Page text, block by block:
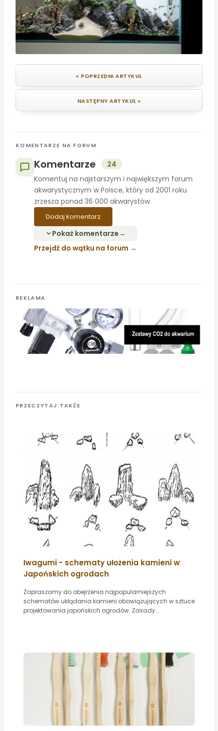
« POPRZEDNI ARTYKUŁ
NASTĘPNY ARTYKUŁ »
KOMENTARZE NA FORUM
Komentarze
24
Komentuj na najstarszym i największym forum
akwarystycznym w Polsce, który od 2001 roku
zrzesza ponad 36 000 akwarystów.
Dodaj komentarz
Pokaż komentarze
Przejdź do wątku na forum
REKLAMA
PRZECZYTAJ TAKŻE
Iwagumi - schematy ułożenia kamieni w
Japońskich ogrodach
Zapraszamy do obejrzenia najpopularniejszych
schematów ukłądania kamieni obowiązujących w sztuce
projektowania japońskich ogrodów. Zasady...